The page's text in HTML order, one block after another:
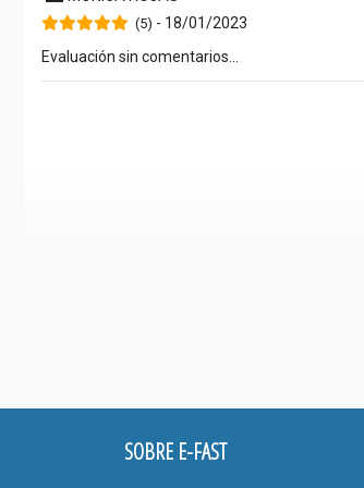
(5) - 18/01/2023
Evaluación sin comentarios...
SOBRE E-FAST